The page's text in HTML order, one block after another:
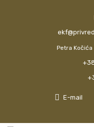
Petra
E-mail